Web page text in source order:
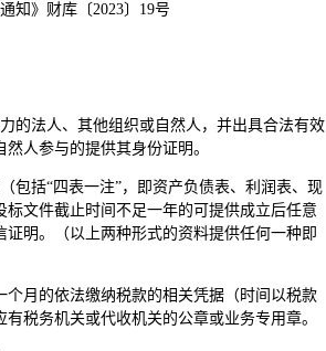
知》财库〔2023〕19号
的法人、其他组织或自然人，并出具合法有效
人参与的提供其身份证明。
包括“四表一注”，即资产负债表、利润表、现
文件截止时间不足一年的可提供成立后任意
明。（以上两种形式的资料提供任何一种即
个月的依法缴纳税款的相关凭据（时间以税款
税务机关或代收机关的公章或业务专用章。